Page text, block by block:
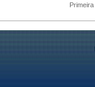
Primeira